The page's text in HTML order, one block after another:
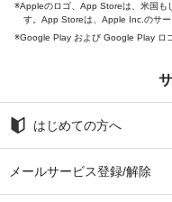
Appleのロゴ、App Storeは、米国も
す。App Storeは、Apple Inc.のサー
Google Play および Google Play ロ
はじめての方へ
メールサービス登録/解除